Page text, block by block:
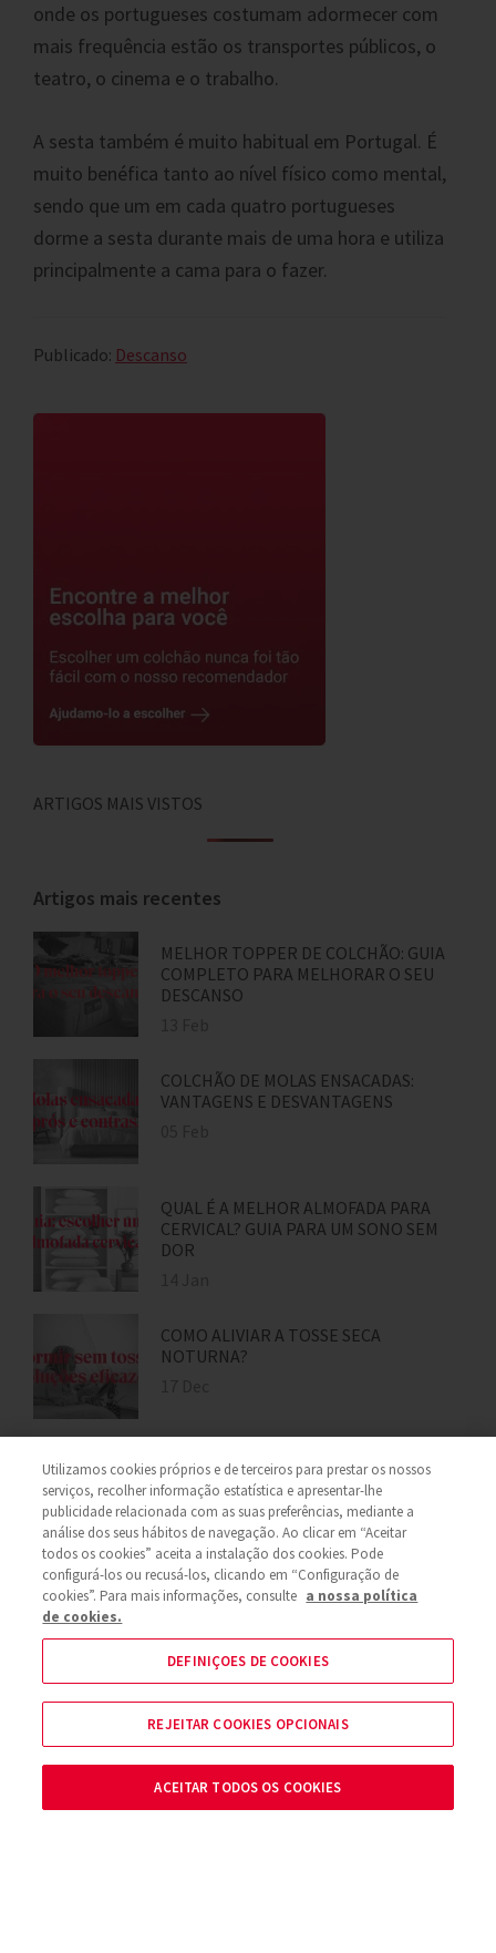
onde os portugueses costumam adormecer com
mais frequência estão os transportes públicos, o
teatro, o cinema e o trabalho.
A sesta também é muito habitual em Portugal. É
muito benéfica tanto ao nível físico como mental,
sendo que um em cada quatro portugueses
dorme a sesta durante mais de uma hora e utiliza
principalmente a cama para o fazer.
Publicado: Descanso
ARTIGOS MAIS VISTOS
Artigos mais recentes
MELHOR TOPPER DE COLCHÃO: GUIA
COMPLETO PARA MELHORAR O SEU
DESCANSO
COLCHÃO DE MOLAS ENSACADAS:
VANTAGENS E DESVANTAGENS
QUAL É A MELHOR ALMOFADA PARA
CERVICAL? GUIA PARA UM SONO SEM
DOR
COMO ALIVIAR A TOSSE SECA
NOTURNA?
MELATONINA: O QUE É, PARA QUE
SERVE E QUANDO TOMAR?
26 Nov
Utilizamos cookies próprios e de terceiros para prestar os nossos
serviços, recolher informação estatística e apresentar-lhe
publicidade relacionada com as suas preferências, mediante a
análise dos seus hábitos de navegação. Ao clicar em “Aceitar
todos os cookies” aceita a instalação dos cookies. Pode
configurá-los ou recusá-los, clicando em “Configuração de
cookies”. Para mais informações, consulte a nossa política
de cookies.
DEFINIÇOES DE COOKIES
REJEITAR COOKIES OPCIONAIS
ACEITAR TODOS OS COOKIES